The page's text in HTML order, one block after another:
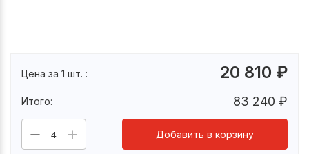
Цена за 1 шт. : 20 810 ₽
Итого: 83 240 ₽
4 Добавить в корзину